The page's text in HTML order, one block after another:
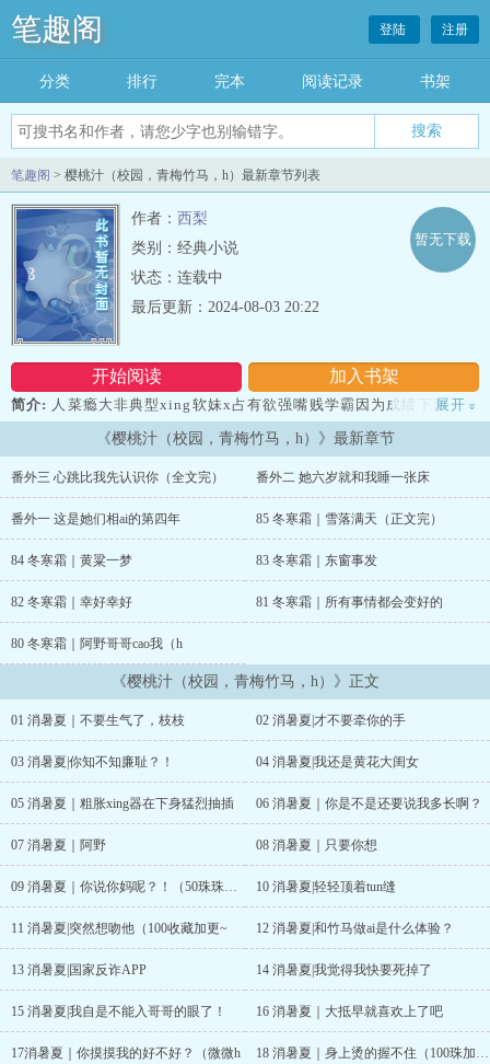
笔趣阁 登陆 注册
分类 排行 完本 阅读记录 书架
笔趣阁 > 樱桃汁（校园，青梅竹马，h）最新章节列表
作者： 西梨
类别：经典小说
状态：连载中
开始阅读 加入书架
暂无下载
最后更新：2024-08-03 20:22
简介: 人菜瘾大非典型xing软妹x占有欲强嘴贱学霸因为成绩下滑，宋
枝被妈妈送到自己的竹马江野家中补习，因为这件事宋枝无奈将手里
的小h文断更。这天，宋枝在等江野洗澡的间隙用电脑打开了久违的作
者后台界面查看读者留言。兴起时，一道黑影笼罩，宋枝扭头便看到
还是要解压？”没等她答话，江野俯身贴近，将她困于身前，炽热呼吸
打在她脸颊，漆瞳紧盯着她，道：“解压的话，我有另一种方法，要不
要试试？”tips：1v1，he，sc，小学鸡斗嘴日常，欢喜冤家，校园，
青梅竹马，男主恋ai脑，，女主只有身子软xing格不软，甜文，日更
第一卷《消暑夏》主剧情，第二卷开始rourou就多啦～每50珠，百收
加更?谢绝盗文，作者码字不易，感谢支持正版～@应耳er作者其他完
结文：《经年》高gan年上点击直达《渡烟》久别重逢点击直达...
展开 »
《樱桃汁（校园，青梅竹马，h）》最新章节
番外三 心跳比我先认识你（全文完） 番外二 她六岁就和我睡一张床
番外一 这是她们相ai的第四年 85 冬寒霜｜雪落满天（正文完）
84 冬寒霜｜黄粱一梦 83 冬寒霜｜东窗事发
82 冬寒霜｜幸好幸好 81 冬寒霜｜所有事情都会变好的
80 冬寒霜｜阿野哥哥cao我（h
《樱桃汁（校园，青梅竹马，h）》正文
01 消暑夏｜不要生气了，枝枝 02 消暑夏|才不要牵你的手
03 消暑夏|你知不知廉耻？！ 04 消暑夏|我还是黄花大闺女
05 消暑夏｜粗胀xing器在下身猛烈抽插 06 消暑夏｜你是不是还要说我多长啊？
07 消暑夏｜阿野 08 消暑夏｜只要你想
09 消暑夏｜你说你妈呢？！（50珠珠加更～） 10 消暑夏|轻轻顶着tun缝
11 消暑夏|突然想吻他（100收藏加更~ 12 消暑夏|和竹马做ai是什么体验？
13 消暑夏|国家反诈APP 14 消暑夏|我觉得我快要死掉了
15 消暑夏|我自是不能入哥哥的眼了！ 16 消暑夏｜大抵早就喜欢上了吧
17消暑夏｜你摸摸我的好不好？（微微h 18 消暑夏｜身上烫的握不住（100珠加更～